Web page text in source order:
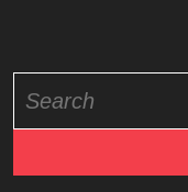
for: